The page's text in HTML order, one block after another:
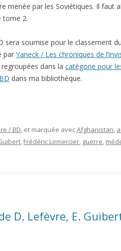
menée par les Soviétiques. Il faut
tome 2.
sera soumise pour le classement
par Yaneck / Les chroniques de
dans la catégorie pour
dans ma bibliothèque.
/ BD, et marquée avecAfghanistan,
, Frédéric Lemercier, guerre,
D. Lefèvre, E.